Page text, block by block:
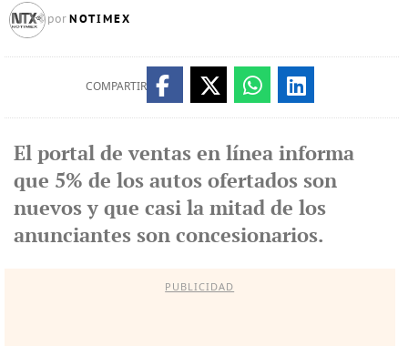
por NOTIMEX
COMPARTIR
El portal de ventas en línea informa
que 5% de los autos ofertados son
nuevos y que casi la mitad de los
anunciantes son concesionarios.
PUBLICIDAD